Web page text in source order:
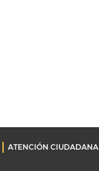
ATENCIÓN CIUDADANA